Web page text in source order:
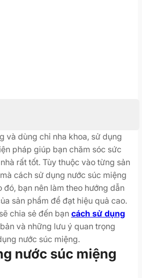
và dùng chỉ nha khoa, sử dụng
pháp giúp bạn chăm sóc sức
rất tốt. Tùy thuộc vào từng sản
cách sử dụng nước súc miệng
đó, bạn nên làm theo hướng dẫn
sản phẩm để đạt hiệu quả cao.
chia sẻ đến bạn cách sử dụng
và những lưu ý quan trọng
nước súc miệng.
nước súc miệng